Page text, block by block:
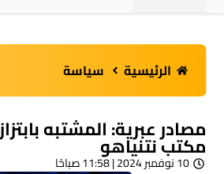
الرئيسية سياسة
مصادر عبرية: المشتبه
مكتب نتنياهو
10 نوفمبر 2024 | 11:58 صباحًا